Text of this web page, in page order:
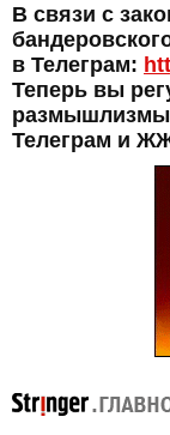
В связи с
в Телеграм:
Теперь вы
размышлизмы
Телеграм и